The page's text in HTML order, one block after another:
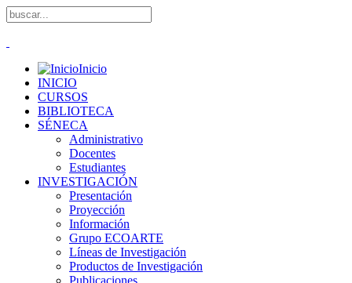
Inicio
INICIO
CURSOS
BIBLIOTECA
SÉNECA
Administrativo
Docentes
Estudiantes
INVESTIGACIÓN
Presentación
Proyección
Información
Grupo ECOARTE
Líneas de Investigación
Productos de Investigación
Publicaciones